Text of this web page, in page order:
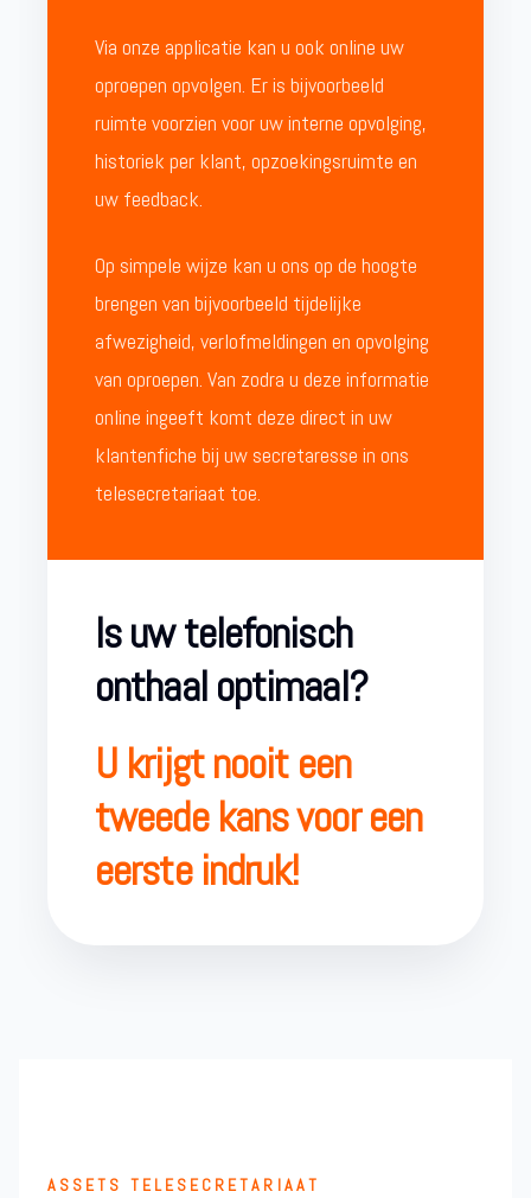
Via onze applicatie kan u ook online uw
oproepen opvolgen. Er is bijvoorbeeld
ruimte voorzien voor uw interne opvolging,
historiek per klant, opzoekingsruimte en
uw feedback.
Op simpele wijze kan u ons op de hoogte
brengen van bijvoorbeeld tijdelijke
afwezigheid, verlofmeldingen en opvolging
van oproepen. Van zodra u deze informatie
online ingeeft komt deze direct in uw
klantenfiche bij uw secretaresse in ons
telesecretariaat toe.
Is uw telefonisch
onthaal optimaal?
U krijgt nooit een
tweede kans voor een
eerste indruk!
ASSETS TELESECRETARIAAT